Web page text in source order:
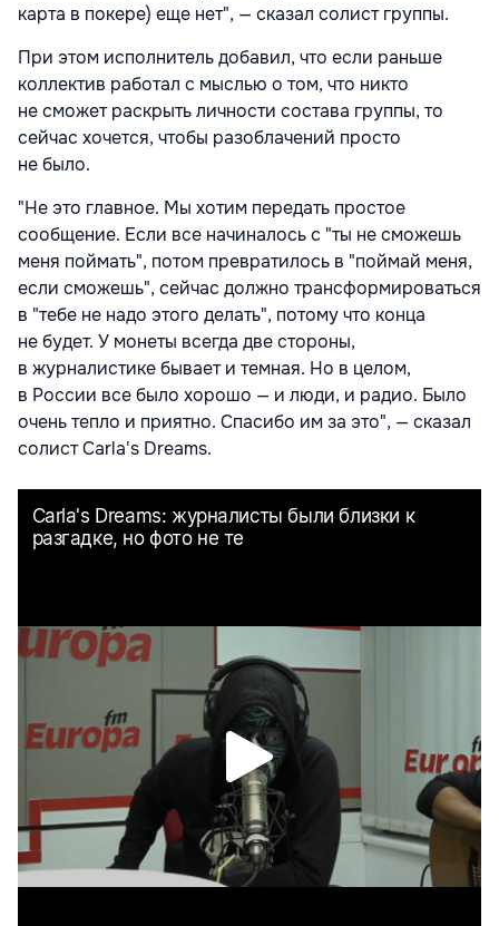
карта в покере) еще нет", — сказал солист группы.
При этом исполнитель добавил, что если раньше
коллектив работал с мыслью о том, что никто
не сможет раскрыть личности состава группы, то
сейчас хочется, чтобы разоблачений просто
не было.
"Не это главное. Мы хотим передать простое
сообщение. Если все начиналось с "ты не сможешь
меня поймать", потом превратилось в "поймай меня,
если сможешь", сейчас должно трансформироваться
в "тебе не надо этого делать", потому что конца
не будет. У монеты всегда две стороны,
в журналистике бывает и темная. Но в целом,
в России все было хорошо — и люди, и радио. Было
очень тепло и приятно. Спасибо им за это", — сказал
солист Carla's Dreams.